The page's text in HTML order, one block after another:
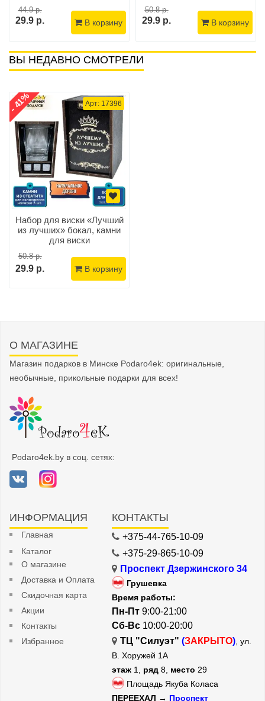
44.9 р.
29.9 р. В корзину
50.8 р.
29.9 р. В корзину
ВЫ НЕДАВНО СМОТРЕЛИ
Арт: 17396
Набор для виски «Лучший
из лучших» бокал, камни
для виски
50.8 р.
29.9 р.
- 41%
В корзину
О МАГАЗИНЕ
Магазин подарков в Минске Podaro4ek: оригинальные,
необычные, прикольные подарки для всех!
Podaro4ek.by в соц. сетях:
ИНФОРМАЦИЯ
Главная
Каталог
О магазине
Доставка и Оплата
Скидочная карта
Акции
Контакты
Избранное
КОНТАКТЫ
+375-44-765-10-09
+375-29-865-10-09
Проспект Дзержинского 34
Грушевка
Время работы:
Пн-Пт 9:00-21:00
Сб-Вс 10:00-20:00
ТЦ "Силуэт" (ЗАКРЫТО), ул.
В. Хоружей 1А
этаж 1, ряд 8, место 29
Площадь Якуба Коласа
ПЕРЕЕХАЛ → Проспект